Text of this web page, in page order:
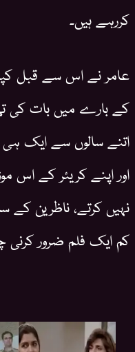
کررہے ہیں۔
عامر نے اس سے قبل
کے بارے میں بات کی
اتنے سالوں سے ایک ہی
اور اپنے کریئر کے اس
نہیں کرتے، ناظرین کے
کم ایک فلم ضرور کرنی